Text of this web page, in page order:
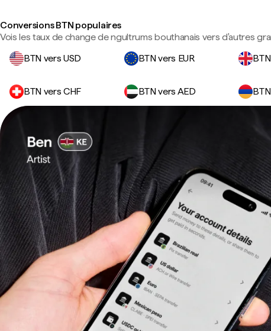
Conversions BTN populaires
Vois les taux de change de ngultrums bouthanais vers d'autres
BTN vers USD
BTN vers EUR
BTN vers CHF BTN vers AED